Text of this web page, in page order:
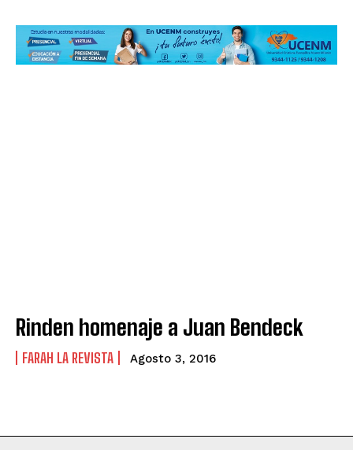
Rinden homenaje a Juan Bendeck
FARAH LA REVISTA Agosto 3, 2016